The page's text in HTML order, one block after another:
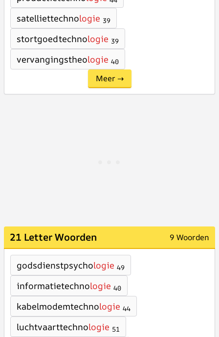
satelliettechnologie 39
stortgoedtechnologie 39
vervangingstheologie 40
Meer →
21 Letter Woorden 9 Woorden
godsdienstpsychologie 49
informatietechnologie 40
kabelmodemtechnologie 44
luchtvaarttechnologie 51